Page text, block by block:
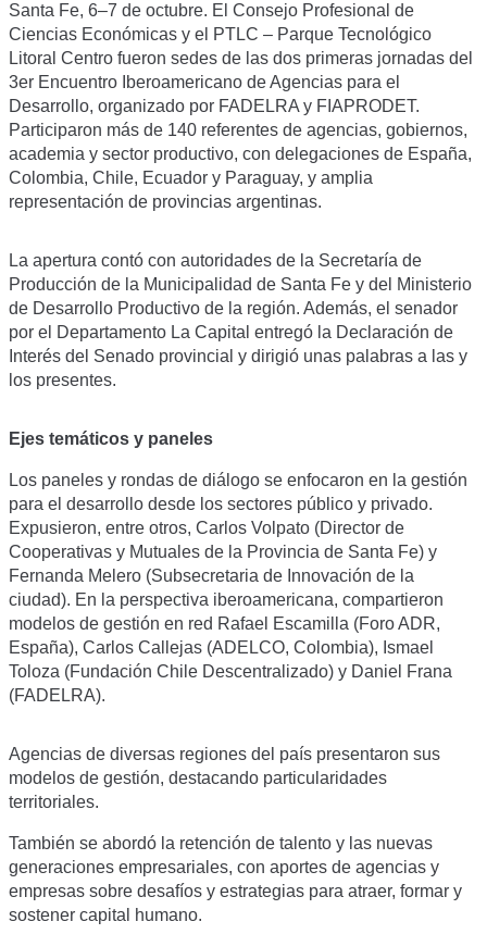
Santa Fe, 6–7 de octubre. El Consejo Profesional de
Ciencias Económicas y el PTLC – Parque Tecnológico
Litoral Centro fueron sedes de las dos primeras jornadas del
3er Encuentro Iberoamericano de Agencias para el
Desarrollo, organizado por FADELRA y FIAPRODET.
Participaron más de 140 referentes de agencias, gobiernos,
academia y sector productivo, con delegaciones de España,
Colombia, Chile, Ecuador y Paraguay, y amplia
representación de provincias argentinas.
La apertura contó con autoridades de la Secretaría de
Producción de la Municipalidad de Santa Fe y del Ministerio
de Desarrollo Productivo de la región. Además, el senador
por el Departamento La Capital entregó la Declaración de
Interés del Senado provincial y dirigió unas palabras a las y
los presentes.
Ejes temáticos y paneles
Los paneles y rondas de diálogo se enfocaron en la gestión
para el desarrollo desde los sectores público y privado.
Expusieron, entre otros, Carlos Volpato (Director de
Cooperativas y Mutuales de la Provincia de Santa Fe) y
Fernanda Melero (Subsecretaria de Innovación de la
ciudad). En la perspectiva iberoamericana, compartieron
modelos de gestión en red Rafael Escamilla (Foro ADR,
España), Carlos Callejas (ADELCO, Colombia), Ismael
Toloza (Fundación Chile Descentralizado) y Daniel Frana
(FADELRA).
Agencias de diversas regiones del país presentaron sus
modelos de gestión, destacando particularidades
territoriales.
También se abordó la retención de talento y las nuevas
generaciones empresariales, con aportes de agencias y
empresas sobre desafíos y estrategias para atraer, formar y
sostener capital humano.